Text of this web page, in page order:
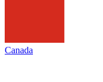
Canada